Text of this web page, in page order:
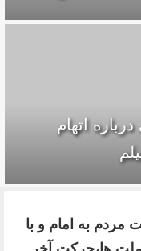
اتهام
به امام و با